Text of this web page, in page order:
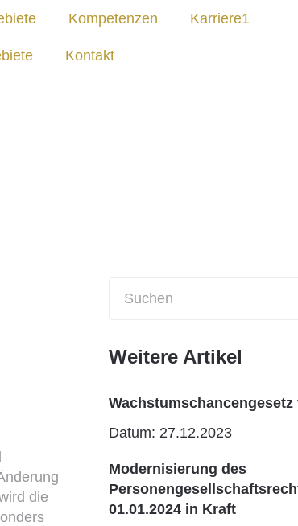
Kompetenzen Karriere1
Kontakt
die
Weitere Artikel
Datum: 27.12.2023
Modernisierung des
01.01.2024 in Kraft